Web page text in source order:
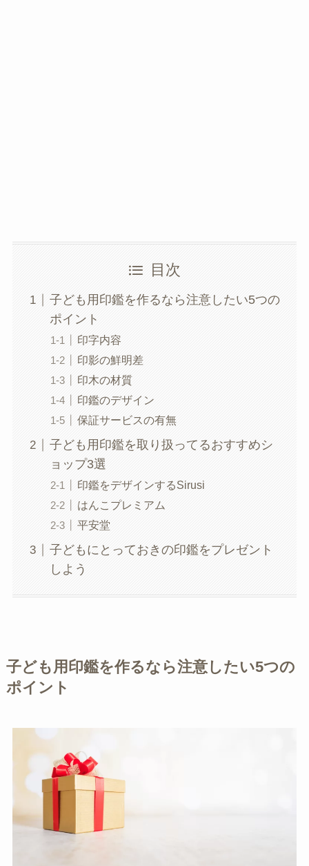
目次
子ども用印鑑を作るなら注意したい5つの
ポイント
印字内容
印影の鮮明差
印木の材質
印鑑のデザイン
保証サービスの有無
子ども用印鑑を取り扱ってるおすすめシ
ョップ3選
印鑑をデザインするSirusi
はんこプレミアム
平安堂
子どもにとっておきの印鑑をプレゼント
しよう
子ども用印鑑を作るなら注意したい5つの
ポイント